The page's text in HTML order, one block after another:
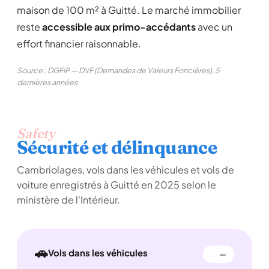
maison de 100 m² à Guitté. Le marché immobilier
resteaccessible aux primo-accédantsavec un
effort financier raisonnable.
Source : DGFiP — DVF (Demandes de Valeurs Foncières), 5
dernières années
Safety
Sécurité et délinquance
Cambriolages, vols dans les véhicules et vols de
voiture enregistrés à Guitté en 2025 selon le
ministère de l'Intérieur.
🚗Vols dans les véhicules —